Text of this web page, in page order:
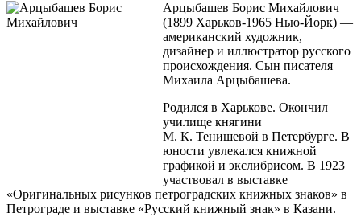
Арцыбашев Борис Михайлович
(1899 Харьков-1965 Нью-Йорк) —
американский художник,
дизайнер и иллюстратор русского
происхождения. Сын писателя
Михаила Арцыбашева.
Родился в Харькове. Окончил
училище княгини
М. К. Тенишевой в Петербурге. В
юности увлекался книжной
графикой и экслибрисом. В 1923
участвовал в выставке
«Оригинальных рисунков петроградских книжных знаков» в
Петрограде и выставке «Русский книжный знак» в Казани.